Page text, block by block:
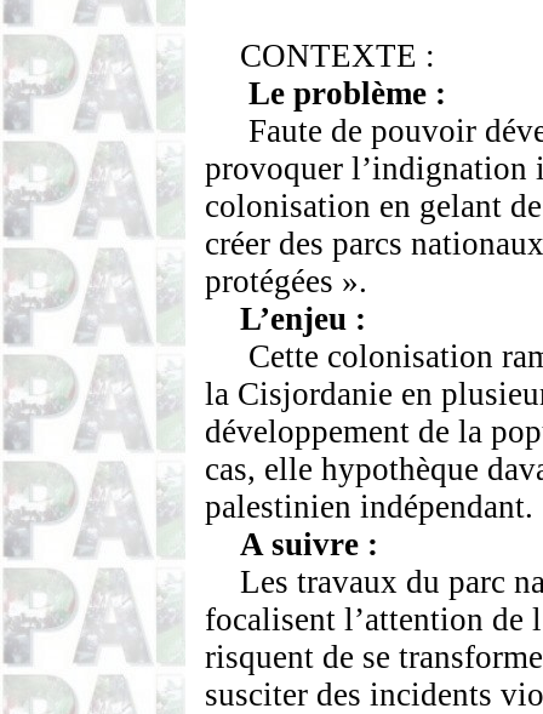
CONTEXTE :
Le problème :
Faute de pouvoir
provoquer l’indignation
colonisation en gelant
créer des parcs
protégées ».
L’enjeu :
Cette colonisation
la Cisjordanie en
développement de la
cas, elle hypothèque
palestinien indépendant.
A suivre :
Les travaux du parc
focalisent l’attention de
risquent de se
susciter des incidents